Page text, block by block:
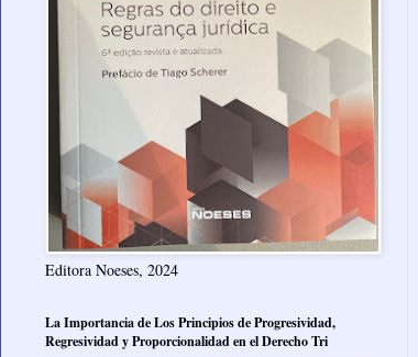
Editora Noeses, 2024
La Importancia de Los Principios de Progresividad,
Regresividad y Proporcionalidad en el Derecho Tri